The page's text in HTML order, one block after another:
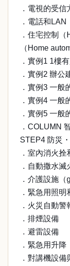
．電視的受信
．電話和LAN
．住宅控制
（Home
．實例1 1樓
．實例2 辦公
．實例3 一般
．實例4 一般
．實例5 一般
．COLUMN
STEP4 防災
．室內消火
．自動撒水滅
．介護設施
．緊急用照明
．火災自動警
．排煙設備
．避雷設備
．緊急用升
．對講機設